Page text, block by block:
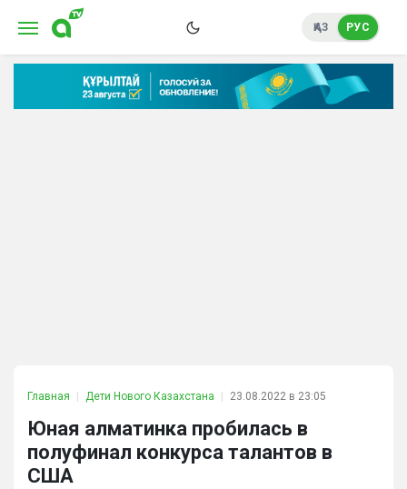
ҚАЗ РУС
Главная Дети Нового Казахстана 23.08.2022 в 23:05
Юная алматинка пробилась в
полуфинал конкурса талантов в
США